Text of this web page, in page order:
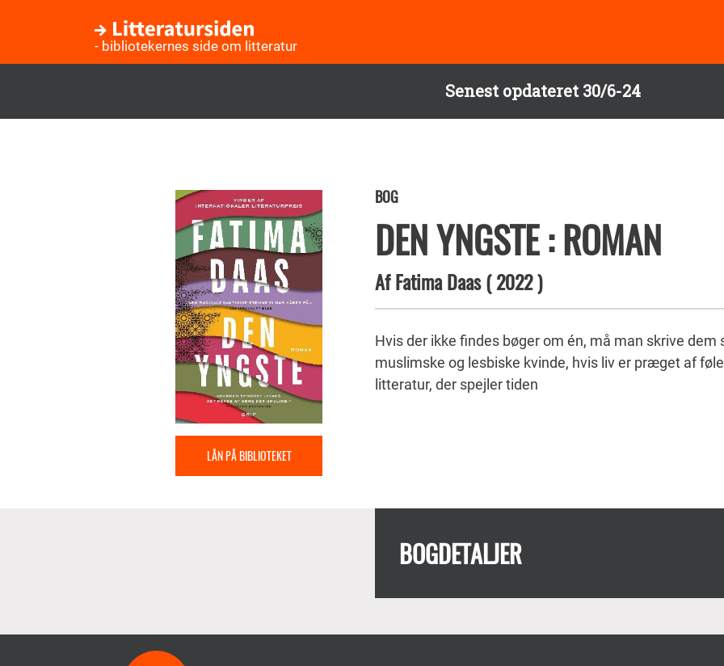
Senest opdateret 30/6-24
- bibliotekernes side om litteratur
LÅN PÅ BIBLIOTEKET
BOG
DEN YNGSTE : ROMAN
AfFatima Daas(2022)
Hvis der ikke findes bøger om én, må man skrive dem
muslimske og lesbiske kvinde, hvis liv er præget af
litteratur, der spejler tiden
BOGDETALJER